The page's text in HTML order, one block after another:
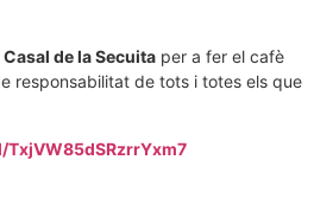
de la Secuita per a fer el cafè
responsabilitat de tots i totes els que